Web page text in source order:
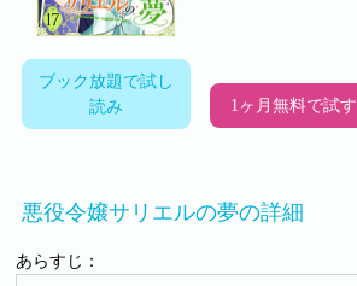
ブック放題で試し
読み
1ヶ月無料で試す
悪役令嬢サリエルの夢の詳細
あらすじ：